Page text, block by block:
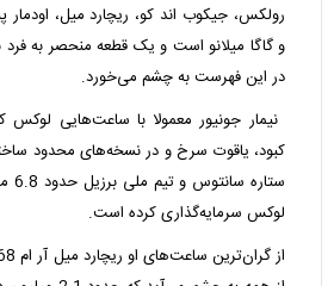
رولکس، جیکوب اند کو، ریچارد میل، اودمار
و گاگا میلانو است و یک قطعه منحصر به
در این فهرست به چشم می‌خورد.
نیمار جونیور معمولا با ساعت‌هایی لوکس
کبود، یاقوت سرخ و در نسخه‌های محدود
لوکس سرمایه‌گذاری کرده است.